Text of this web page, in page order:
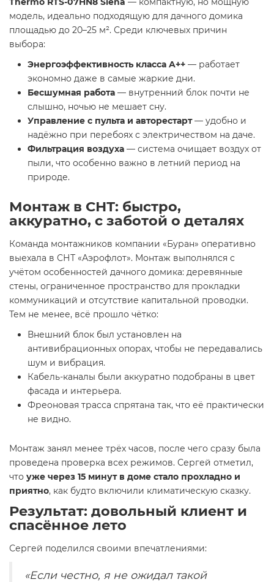
модель, идеально подходящую для дачного домика
площадью до 20–25 м². Среди ключевых причин
выбора:
Энергоэффективность класса A++ — работает
экономно даже в самые жаркие дни.
Бесшумная работа — внутренний блок почти не
слышно, ночью не мешает сну.
Управление с пульта и авторестарт— удобно и
надёжно при перебоях с электричеством на даче.
Фильтрация воздуха — система очищает воздух от
пыли, что особенно важно в летний период на
природе.
Монтаж в СНТ: быстро,
аккуратно, с заботой о деталях
Команда монтажников компании «Буран» оперативно
выехала в СНТ «Аэрофлот». Монтаж выполнялся с
учётом особенностей дачного домика: деревянные
стены, ограниченное пространство для прокладки
коммуникаций и отсутствие капитальной проводки.
Тем не менее, всё прошло чётко:
Внешний блок был установлен на
антивибрационных опорах, чтобы не передавались
шум и вибрация.
Кабель-каналы были аккуратно подобраны в цвет
фасада и интерьера.
Фреоновая трасса спрятана так, что её практически
не видно.
Монтаж занял менее трёх часов, после чего сразу была
проведена проверка всех режимов. Сергей отметил,
что уже через 15 минут в доме стало прохладно и
приятно, как будто включили климатическую сказку.
Результат: довольный клиент и
спасённое лето
Сергей поделился своими впечатлениями:
«Если честно, я не ожидал такой